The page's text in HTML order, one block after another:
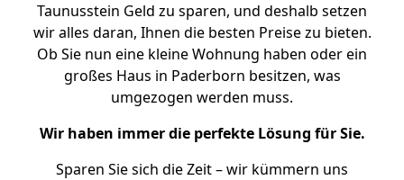
Taunusstein Geld zu sparen, und deshalb setzen
wir alles daran, Ihnen die besten Preise zu bieten.
Ob Sie nun eine kleine Wohnung haben oder ein
großes Haus in Paderborn besitzen, was
umgezogen werden muss.
Wir haben immer die perfekte Lösung für Sie.
Sparen Sie sich die Zeit – wir kümmern uns